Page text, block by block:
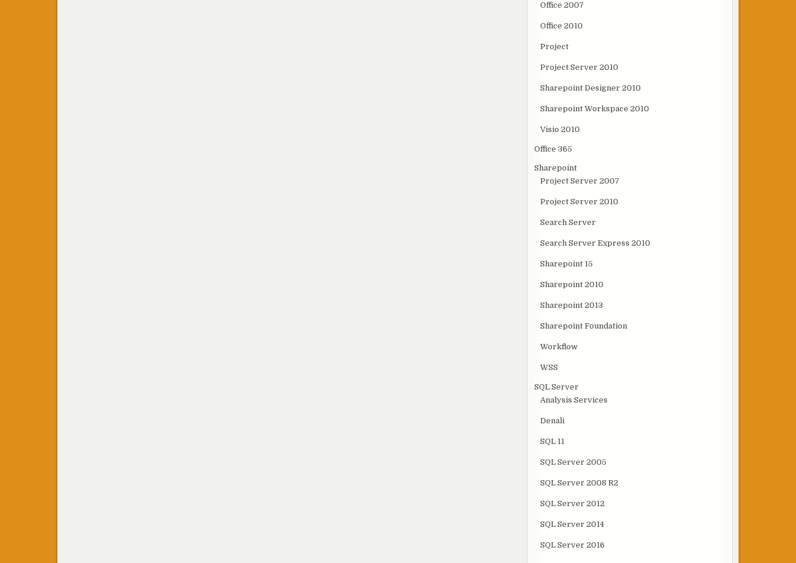
Office 2007
Office 2010
Project
Project Server 2010
Sharepoint Designer 2010
Sharepoint Workspace 2010
Visio 2010
Office 365
Sharepoint
Project Server 2007
Project Server 2010
Search Server
Search Server Express 2010
Sharepoint 15
Sharepoint 2010
Sharepoint 2013
Sharepoint Foundation
Workflow
WSS
SQL Server
Analysis Services
Denali
SQL 11
SQL Server 2005
SQL Server 2008 R2
SQL Server 2012
SQL Server 2014
SQL Server 2016